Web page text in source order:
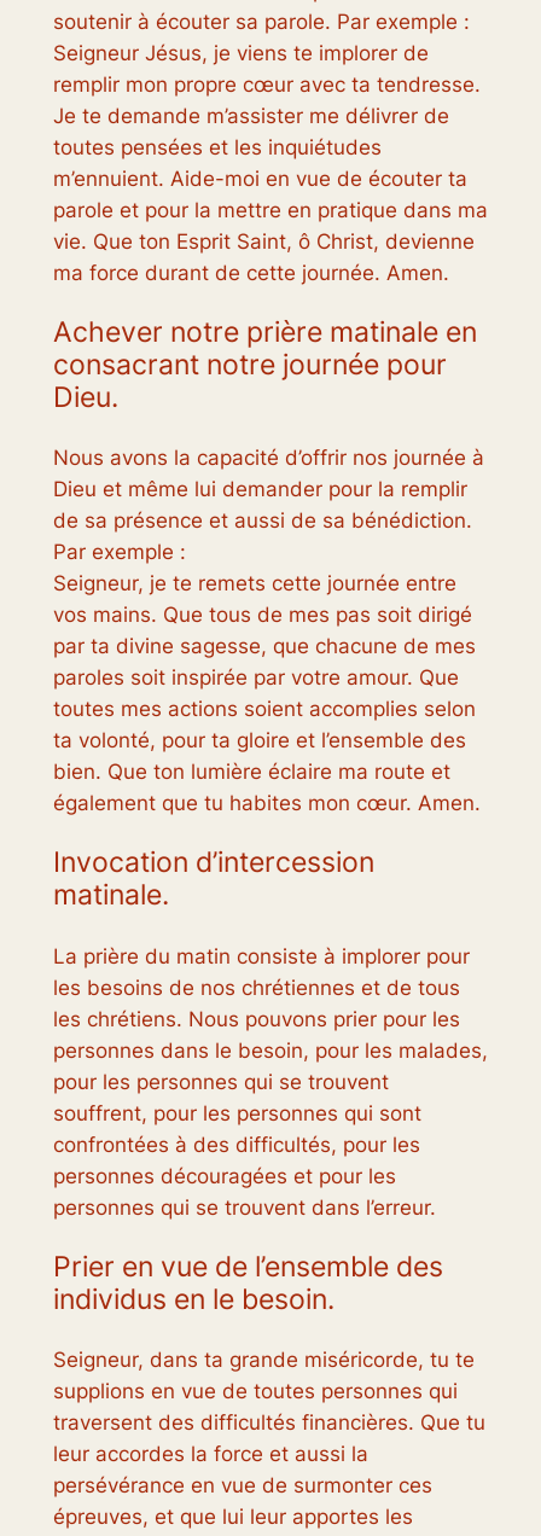
soutenir à écouter sa parole. Par exemple :
Seigneur Jésus, je viens te implorer de
remplir mon propre cœur avec ta tendresse.
Je te demande m’assister me délivrer de
toutes pensées et les inquiétudes
m’ennuient. Aide-moi en vue de écouter ta
parole et pour la mettre en pratique dans ma
vie. Que ton Esprit Saint, ô Christ, devienne
ma force durant de cette journée. Amen.
Achever notre prière matinale en
consacrant notre journée pour
Dieu.
Nous avons la capacité d’offrir nos journée à
Dieu et même lui demander pour la remplir
de sa présence et aussi de sa bénédiction.
Par exemple :
Seigneur, je te remets cette journée entre
vos mains. Que tous de mes pas soit dirigé
par ta divine sagesse, que chacune de mes
paroles soit inspirée par votre amour. Que
toutes mes actions soient accomplies selon
ta volonté, pour ta gloire et l’ensemble des
bien. Que ton lumière éclaire ma route et
également que tu habites mon cœur. Amen.
Invocation d’intercession
matinale.
La prière du matin consiste à implorer pour
les besoins de nos chrétiennes et de tous
les chrétiens. Nous pouvons prier pour les
personnes dans le besoin, pour les malades,
pour les personnes qui se trouvent
souffrent, pour les personnes qui sont
confrontées à des difficultés, pour les
personnes découragées et pour les
personnes qui se trouvent dans l’erreur.
Prier en vue de l’ensemble des
individus en le besoin.
Seigneur, dans ta grande miséricorde, tu te
supplions en vue de toutes personnes qui
traversent des difficultés financières. Que tu
leur accordes la force et aussi la
persévérance en vue de surmonter ces
épreuves, et que lui leur apportes les